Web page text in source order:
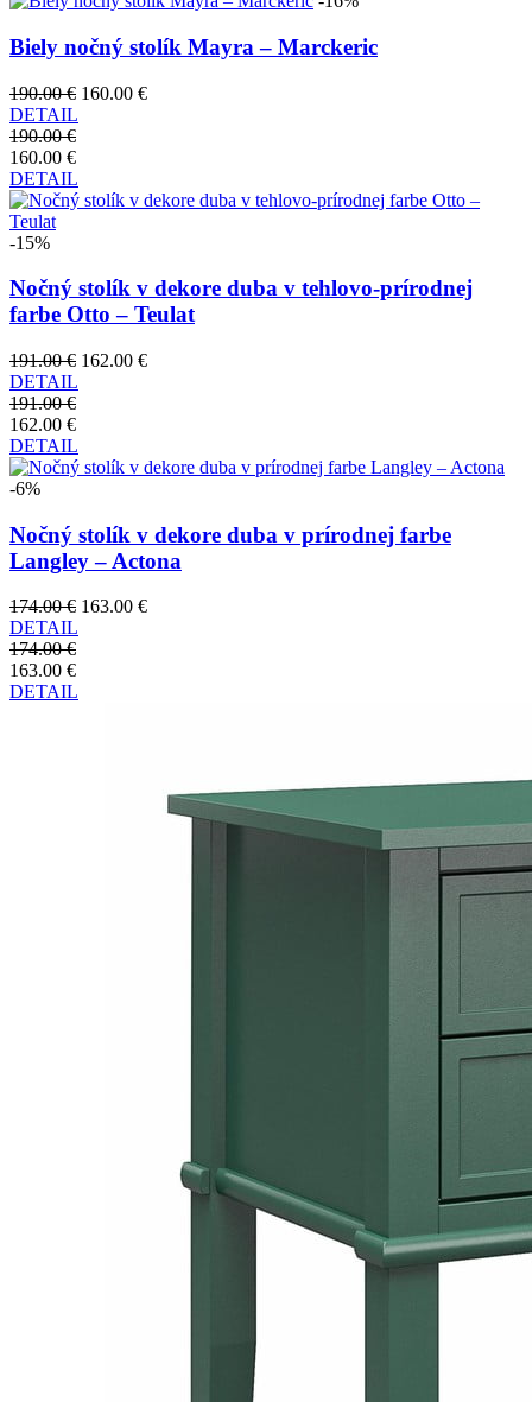
Biely nočný stolík Mayra – Marckeric
190.00 € 160.00 €
DETAIL
190.00 €
160.00 €
DETAIL
-15%
Nočný stolík v dekore duba v tehlovo-prírodnej
farbe Otto – Teulat
191.00 € 162.00 €
DETAIL
191.00 €
162.00 €
DETAIL
-6%
Nočný stolík v dekore duba v prírodnej farbe
Langley – Actona
174.00 € 163.00 €
DETAIL
174.00 €
163.00 €
DETAIL